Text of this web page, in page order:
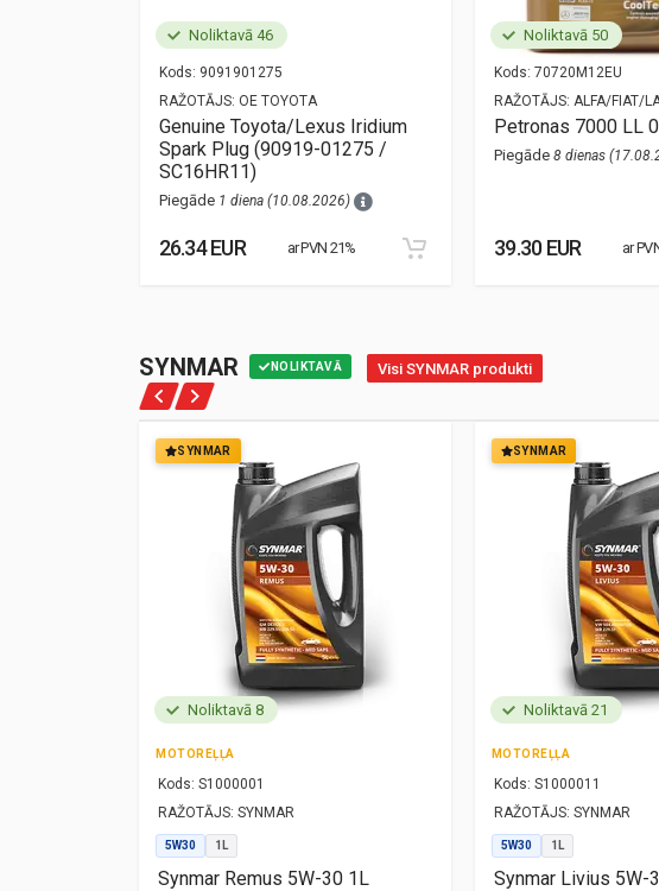
Noliktavā 46
Kods: 9091901275
RAŽOTĀJS: OE TOYOTA
Genuine Toyota/Lexus Iridium
Spark Plug (90919-01275 /
SC16HR11)
Piegāde 1 diena (10.08.2026)
26.34 EUR ar PVN 21%
Noliktavā 50
Kods: 70720M12EU
RAŽOTĀJS: ALFA/FIAT/
Petronas 7000 LL
Piegāde 8 dienas
39.30 EUR ar
SYNMAR NOLIKTAVĀ Visi SYNMAR produkti
SYNMAR
Noliktavā 8
MOTOREĻĻA
Kods: S1000001
RAŽOTĀJS: SYNMAR
5W30 1L
Synmar Remus 5W-30 1L
SYNMAR
Noliktavā 21
MOTOREĻĻA
Kods: S1000011
RAŽOTĀJS: SYNMAR
5W30 1L
Synmar Livius 5W-